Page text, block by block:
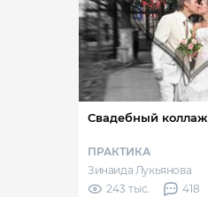
Свадебный коллаж
ПРАКТИКА
Зинаида Лукьянова
243 тыс.
418